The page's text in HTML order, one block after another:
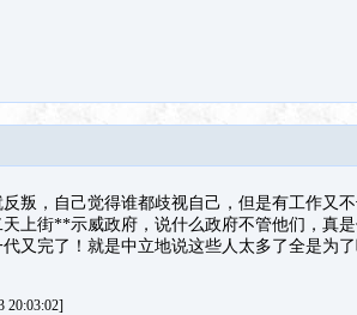
叛，自己觉得谁都歧视自己，但是有工作又
上街**示威政府，说什么政府不管他们，真
又完了！就是中立地说这些人太多了全是为
20:03:02]